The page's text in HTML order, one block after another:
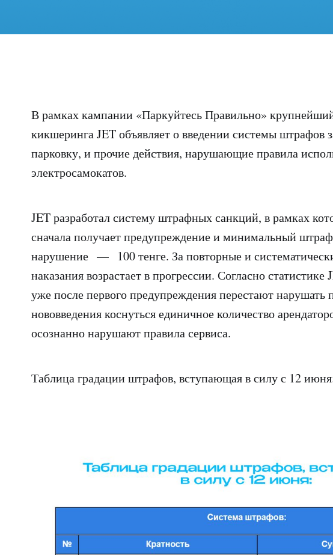
В рамках кампании «Паркуйтесь Правильно»
кикшеринга JET объявляет о введении системы штрафов
парковку, и прочие действия, нарушающие правила
электросамокатов.
JET разработал систему штрафных санкций, в рамках
сначала получает предупреждение и минимальный штраф
нарушение — 100 тенге. За повторные и
наказания возрастает в прогрессии. Согласно статистике
уже после первого предупреждения перестают нарушать
нововведения коснуться единичное количество
осознанно нарушают правила сервиса.
Таблица градации штрафов, вступающая в силу с 12